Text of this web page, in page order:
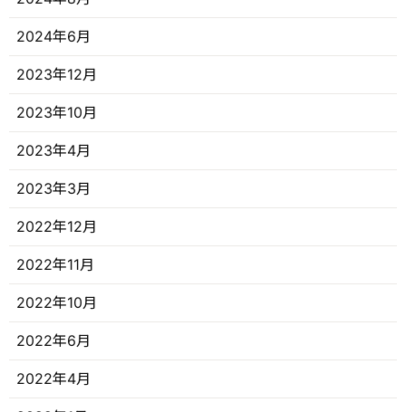
2024年6月
2023年12月
2023年10月
2023年4月
2023年3月
2022年12月
2022年11月
2022年10月
2022年6月
2022年4月